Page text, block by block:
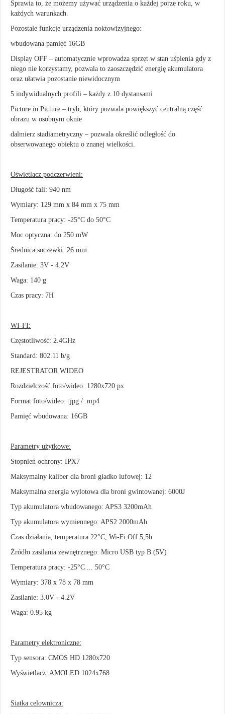
Sprawia to, że możemy używać urządzenia o każdej porze roku, w
każdych warunkach.
Pozostałe funkcje urządzenia noktowizyjnego:
wbudowana pamięć 16GB
Display OFF – automatycznie wprowadza sprzęt w stan uśpienia gdy z
niego nie korzystamy, pozwala to zaoszczędzić energię akumulatora
oraz ułatwia pozostanie niewidocznym
5 indywidualnych profili – każdy z 10 dystansami
Picture in Picture – tryb, który pozwala powiększyć centralną część
obrazu w osobnym oknie
dalmierz stadiametryczny – pozwala określić odległość do
obserwowanego obiektu o znanej wielkości.
Oświetlacz podczerwieni:
Długość fali: 940 nm
Wymiary: 129 mm x 84 mm x 75 mm
Temperatura pracy: -25°C do 50°C
Moc optyczna: do 250 mW
Średnica soczewki: 26 mm
Zasilanie: 3V - 4.2V
Waga: 140 g
Czas pracy: 7H
WI-FI:
Częstotliwość: 2.4GHz
Standard: 802.11 b/g
REJESTRATOR WIDEO
Rozdzielczość foto/wideo: 1280x720 px
Format foto/wideo: .jpg / .mp4
Pamięć wbudowana: 16GB
Parametry użytkowe:
Stopnień ochrony: IPX7
Maksymalny kaliber dla broni gładko lufowej: 12
Maksymalna energia wylotowa dla broni gwintowanej: 6000J
Typ akumulatora wbudowanego: APS3 3200mAh
Typ akumulatora wymiennego: APS2 2000mAh
Czas działania, temperatura 22°C, Wi-Fi Off 5,5h
Źródło zasilania zewnętrznego: Micro USB typ B (5V)
Temperatura pracy: -25°C ... 50°C
Wymiary: 378 x 78 x 78 mm
Zasilanie: 3.0V - 4.2V
Waga: 0.95 kg
Parametry elektroniczne:
Typ sensora: CMOS HD 1280x720
Wyświetlacz: AMOLED 1024x768
Siatka celownicza: